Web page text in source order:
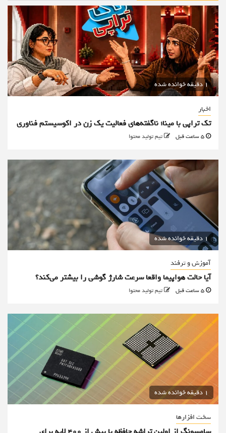
1 دقیقه خوانده شده
اخبار
تک تراپی با مینا؛ ناگفته‌های فعالیت یک زن در اکوسیستم فناوری
تیم تولید محتوا
1 دقیقه خوانده شده
آموزش و ترفند
آیا حالت هواپیما واقعا سرعت شارژ گوشی را بیشتر می‌کند؟
تیم تولید محتوا
1 دقیقه خوانده شده
سخت افزارها